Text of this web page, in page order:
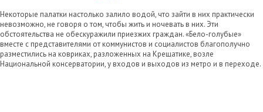
Некоторые палатки настолько залило водой, что зайти в них практически
невозможно, не говоря о том, чтобы жить и ночевать в них. Эти
обстоятельства не обескуражили приезжих граждан. «Бело-голубые»
вместе с представителями от коммунистов и социалистов благополучно
разместились на ковриках, разложенных на Крещатике, возле
Национальной консерватории, у входов и выходов из метро и в переходе.